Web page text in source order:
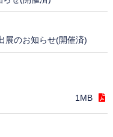
展のお知らせ(開催済)
1MB